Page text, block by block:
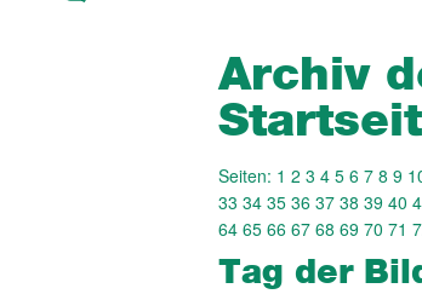
Archiv
Seiten: 1 2 3 4 5 6 7 8 9
33 34 35 36 37 38 39 40
64 65 66 67 68 69 70 71
Tag der